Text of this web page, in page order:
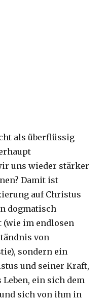
als überflüssig
uns wieder stärker
Damit ist
auf Christus
dogmatisch
(wie im endlosen
von
sondern ein
und seiner Kraft,
ein sich dem
sich von ihm in